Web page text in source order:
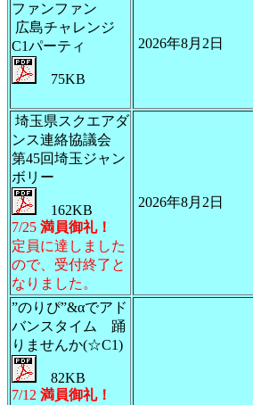
ファンファン
広島チャレンジ
C1パーティ
75KB
2026年8月2日
埼玉県スクエアダ
ンス連絡協議会
第45回埼玉ジャン
ボリー
162KB
7/25 満員御礼！
定員に達しました
ので、受付終了と
なりました。
2026年8月2日
”のりぴ”&αでアド
バンスタイム 踊
りませんか(☆C1)
82KB
7/12 満員御礼！